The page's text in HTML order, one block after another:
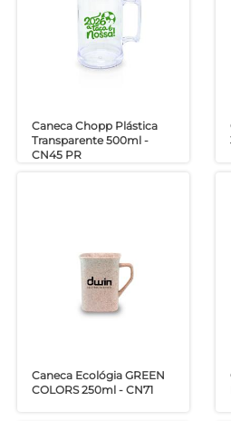
Caneca Chopp Plástica
Transparente 500ml -
CN45 PR
Caneca Ecológia GREEN
COLORS 250ml - CN71